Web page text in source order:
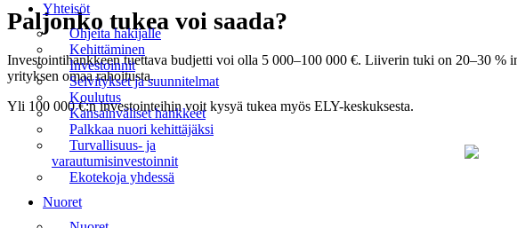
Yhteisöt
Ohjeita hakijalle
Kehittäminen
Investoinnit
Selvitykset ja suunnitelmat
Koulutus
Kansainväliset hankkeet
Palkkaa nuori kehittäjäksi
Turvallisuus- ja
varautumisinvestoinnit
Ekotekoja yhdessä
Nuoret
Paljonko tukea voi saada?
Investointihankkeen tuettava budjetti voi olla 5 000–100 000 €. Liiverin tuki on 20–30 %
yrityksen omaa rahoitusta.
Yli 100 000 €:n investointeihin voit kysyä tukea myös ELY-keskuksesta.